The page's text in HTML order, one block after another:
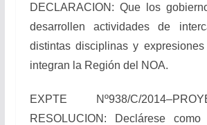
DECLARACION: Que los
desarrollen actividades de
distintas disciplinas y
integran la Región del NOA.
EXPTE Nº938/C/
RESOLUCION: Declárese como